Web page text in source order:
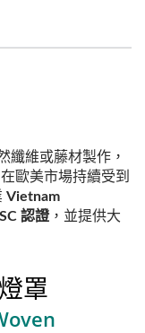
纖維或藤材製作，
歐美市場持續受到
Vietnam
認證 ，並提供大
罩